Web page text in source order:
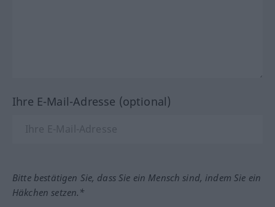
Ihre E-Mail-Adresse (optional)
Bitte bestätigen Sie, dass Sie ein Mensch sind, indem Sie ein
Häkchen setzen.*